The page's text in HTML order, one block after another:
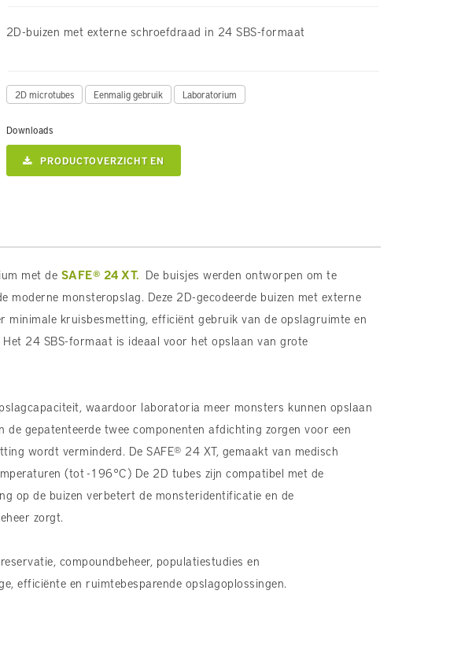
2D-buizen met externe schroefdraad in 24 SBS-formaat
2D microtubes Eenmalig gebruik Laboratorium
Downloads
PRODUCTOVERZICHT EN
met de SAFE® 24 XT. De buisjes werden ontworpen om te
moderne monsteropslag. Deze 2D-gecodeerde buizen met externe
minimale kruisbesmetting, efficiënt gebruik van de opslagruimte en
24 SBS-formaat is ideaal voor het opslaan van grote
waardoor laboratoria meer monsters kunnen opslaan
de gepatenteerde twee componenten afdichting zorgen voor een
wordt verminderd. De SAFE® 24 XT, gemaakt van medisch
(tot -196°C) De 2D tubes zijn compatibel met de
op de buizen verbetert de monsteridentificatie en de
zorgt.
compoundbeheer, populatiestudies en
efficiënte en ruimtebesparende opslagoplossingen.